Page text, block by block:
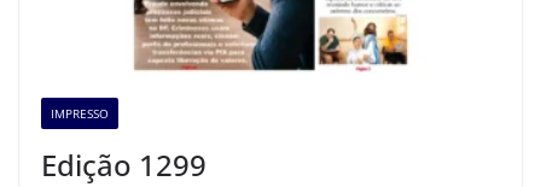
IMPRESSO
Edição 1299